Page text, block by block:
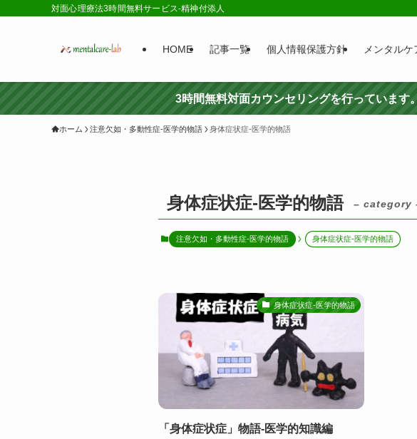
対面心理療法3時間無料サービス-精神付添人
HOME 記事一覧 個人情報保護方針 メンタル
3時間無料対面カウンセリングを行っています
ホーム 注意欠如・多動性症-医学的物語 身体症状症-医学的物語
身体症状症-医学的物語 – category
注意欠如・多動性症-医学的物語 身体症状症-医学的物語
身体症状症-医学的物語
「身体症状症」物語-医学的知識編